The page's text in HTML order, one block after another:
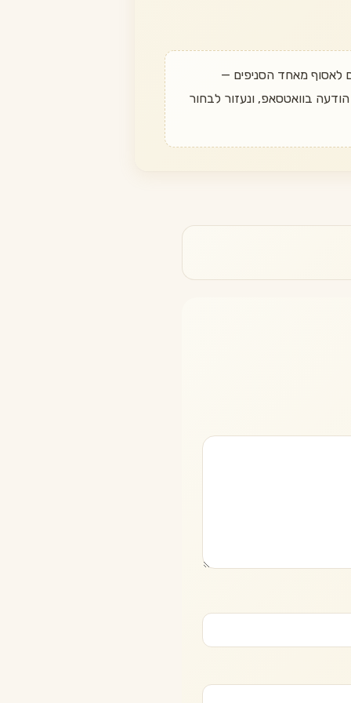
לאסוף מאחד הסניפים —
אשקלון, אלי כהן 58. מתלבטים? התקשרו ל־055-964-1646 או שלחו הודעה בוואטסאפ, ונעזור לבחור